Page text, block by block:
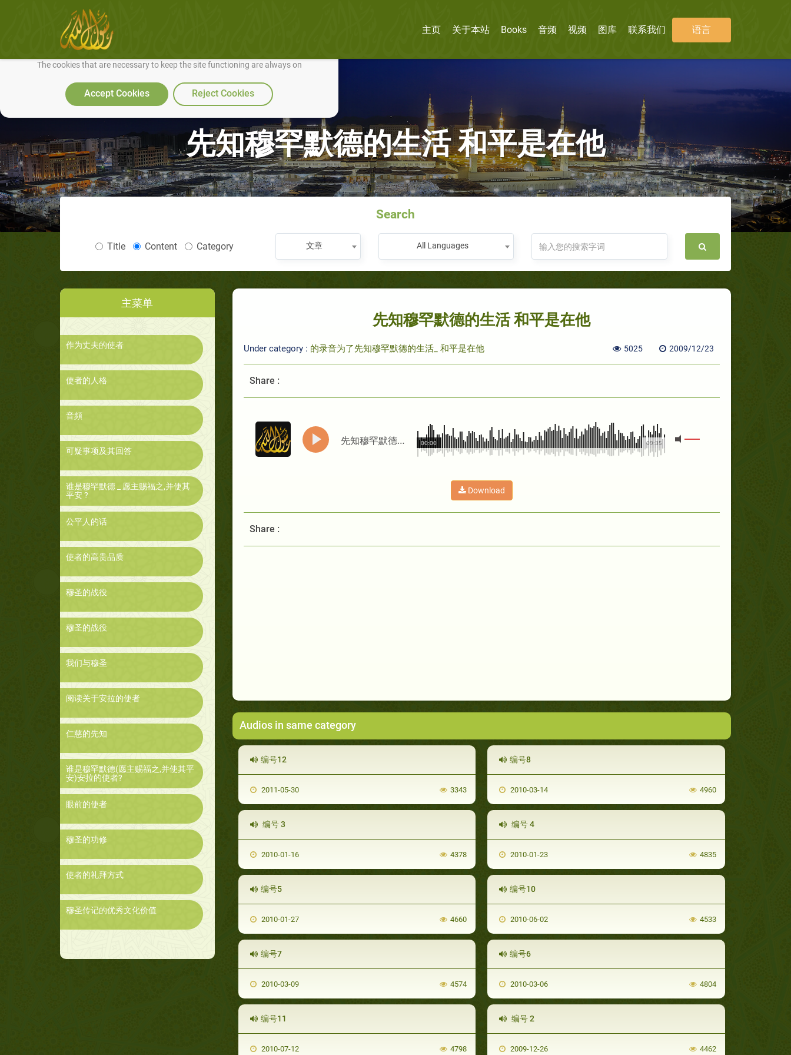
We use cookies to make our site work well for you and so we can continually improve it.
The cookies that are necessary to keep the site functioning are always on
Accept Cookies Reject Cookies
主页 关于本站 Books 音频 视频 图库 联系我们 语言
先知穆罕默德的生活 和平是在他
Search
Title Content Category 文章 All Languages
主菜单
作为丈夫的使者
使者的人格
音頻
可疑事项及其回答
谁是穆罕默德 _ 愿主赐福之,并使其
平安 ?
公平人的话
使者的高贵品质
穆圣的战役
穆圣的战役
我们与穆圣
阅读关于安拉的使者
仁慈的先知
谁是穆罕默德(愿主赐福之,并使其平
安)安拉的使者?
眼前的使者
穆圣的功修
使者的礼拜方式
穆圣传记的优秀文化价值
先知穆罕默德的生活 和平是在他
Under category : 的录音为了先知穆罕默德的生活_ 和平是在他 5025 2009/12/23
Share :
先知穆罕默德的生活 和平是在他 09:35
00:00
Download
Share :
Audios in same category
编号12
2011-05-30 3343
编号8
2010-03-14 4960
编号 3
2010-01-16 4378
编号 4
2010-01-23 4835
编号5
2010-01-27 4660
编号10
2010-06-02 4533
编号7
2010-03-09 4574
编号6
2010-03-06 4804
编号11
2010-07-12 4798
编号 2
2009-12-26 4462